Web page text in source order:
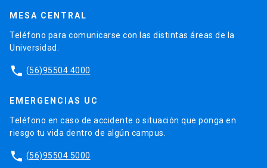
MESA CENTRAL
Teléfono para comunicarse con las distintas áreas de la
Universidad.
phone (56)95504 4000
EMERGENCIAS UC
Teléfono en caso de accidente o situación que ponga en
riesgo tu vida dentro de algún campus.
phone (56)95504 5000